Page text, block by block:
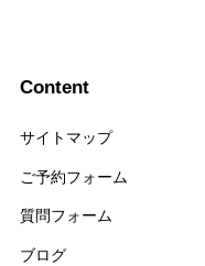
Content
サイトマップ
ご予約フォーム
質問フォーム
ブログ